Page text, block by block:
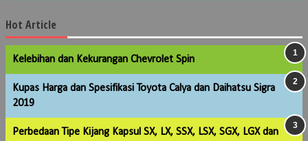
Hot Article
Kelebihan dan Kekurangan Chevrolet Spin
Kupas Harga dan Spesifikasi Toyota Calya dan Daihatsu Sigra
2019
Perbedaan Tipe Kijang Kapsul SX, LX, SSX, LSX, SGX, LGX dan